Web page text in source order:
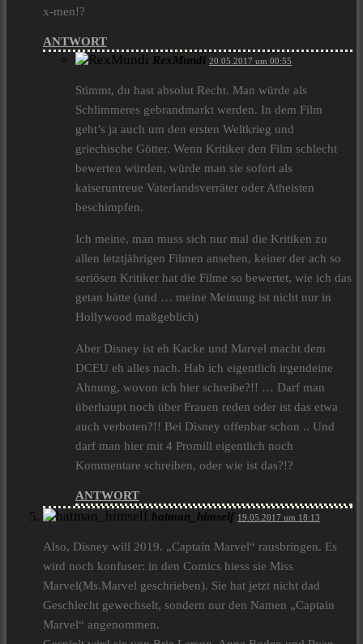
x-men!?
ANTWORT
RexMundi 20.05.2017 um 00:55
Stimmt, du hast absolut Recht. Man würde als
Schlimmeres gebrandmarkt werden. In dem Film
geht’s ja auch um den ersten Weltkrieg und
griechische Götter. Wenn Kritiker den Film schlecht
bewerten würden, würde man sie sofort als
kaiseruntreue Vaterlandsverräter oder Atheisten
beschimpfen.
Ich meine, man muss sich nur mal die Kritiken zu
allen letztjährigen Filmen ansehen, keiner der ach so
seriösen Kritiker hat die Filme so bewertet, wie ich das
getan hätte (und … meine Meinung ist nicht nur in
Hollywood maßgeblich)
Aber Disney ist eh Kacke und Marvel macht dem
DCEU eh alles nach. Hab ich eigentlich irgendeine
Ahnung, wovon ich hier schreibe?!! … Darf man
überhaupt noch über Frauen reden oder ist das etwa
auch verboten?!! Bei Disney offenbar schon .. Und
darf man hier mit 4 Promill eigentlich noch
Kommentare schreiben, oder wie ist das?!?
ANTWORT
batman_himself 19.05.2017 um 18:13
Also, Disney will 2019. „Captain Marvel“ rausbringen. Es
wird noch konfuser: in den Comics hiess sie Miss
Marvel(Ms.Marvel geschrieben). Sie hat jetzt nicht dad
Geschlecht gewechselt, sondern nur den Namen „Captain
Marvel“ angenommen.